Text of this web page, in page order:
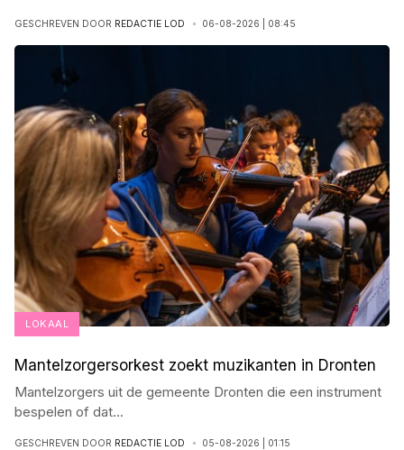
GESCHREVEN DOOR REDACTIE LOD 06-08-2026 | 08:45
LOKAAL
Mantelzorgersorkest zoekt muzikanten in Dronten
Mantelzorgers uit de gemeente Dronten die een instrument
bespelen of dat...
GESCHREVEN DOOR REDACTIE LOD 05-08-2026 | 01:15